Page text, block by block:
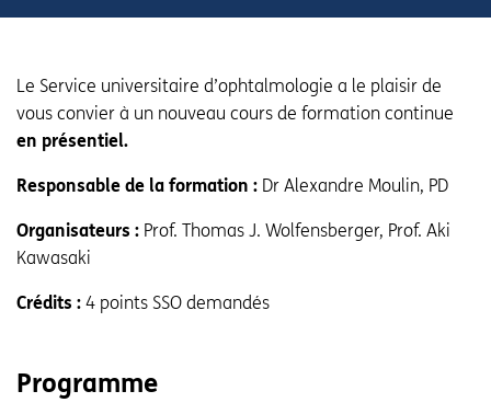
Le Service universitaire d’ophtalmologie a le plaisir de
vous convier à un nouveau cours de formation continue
en présentiel.
Responsable de la formation : Dr Alexandre Moulin, PD
Organisateurs : Prof. Thomas J. Wolfensberger, Prof. Aki
Kawasaki
Crédits : 4 points SSO demandés
Programme